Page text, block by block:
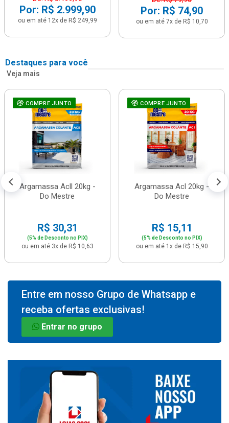
Por: R$ 2.999,90
ou em até 12x de R$ 249,99
Por: R$ 74,90
ou em até 7x de R$ 10,70
Destaques para você
Veja mais
COMPRE JUNTO
Argamassa Acll 20kg -
Do Mestre
R$ 30,31
(5% de Desconto no PIX)
ou em até 3x de R$ 10,63
COMPRE JUNTO
Argamassa Acl 20kg -
Do Mestre
R$ 15,11
(5% de Desconto no PIX)
ou em até 1x de R$ 15,90
Entre em nosso Grupo de Whatsapp e
receba ofertas exclusivas!
Entrar no grupo